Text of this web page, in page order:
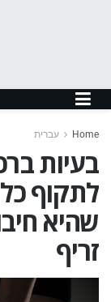
Home עברית
בעיות
לתקוף
שהיא
זריף